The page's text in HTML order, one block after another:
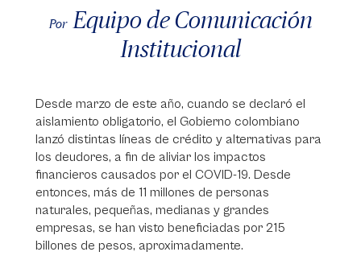
Por Equipo de Comunicación
Institucional
Desde marzo de este año, cuando se declaró el
aislamiento obligatorio, el Gobierno colombiano
lanzó distintas líneas de crédito y alternativas para
los deudores, a fin de aliviar los impactos
financieros causados por el COVID-19. Desde
entonces, más de 11 millones de personas
naturales, pequeñas, medianas y grandes
empresas, se han visto beneficiadas por 215
billones de pesos, aproximadamente.